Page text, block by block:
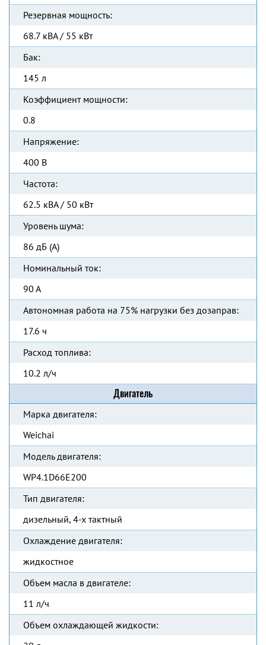
Резервная мощность:
68.7 кВА / 55 кВт
Бак:
145 л
Коэффициент мощности:
0.8
Напряжение:
400 В
Частота:
62.5 кВА / 50 кВт
Уровень шума:
86 дБ (А)
Номинальный ток:
90 А
Автономная работа на 75% нагрузки без дозаправ:
17.6 ч
Расход топлива:
10.2 л/ч
Двигатель
Марка двигателя:
Weichai
Модель двигателя:
WP4.1D66E200
Тип двигателя:
дизельный, 4-х тактный
Охлаждение двигателя:
жидкостное
Объем масла в двигателе:
11 л/ч
Объем охлаждающей жидкости: